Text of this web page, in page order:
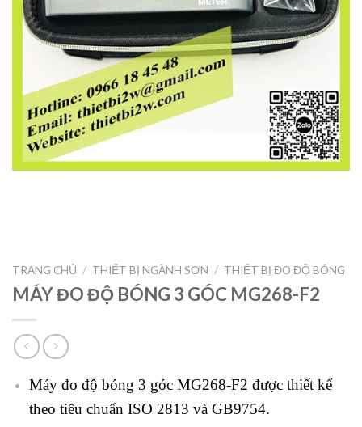
TRANG CHỦ / THIẾT BỊ NGÀNH SƠN / THIẾT BỊ ĐO ĐỘ BÓNG
MÁY ĐO ĐỘ BÓNG 3 GÓC MG268-F2
Máy đo độ bóng 3 góc MG268-F2 được thiết kế
theo tiêu chuẩn ISO 2813 và GB9754.